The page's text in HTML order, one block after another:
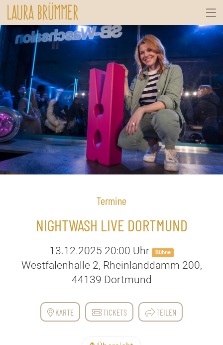
Termine
NIGHTWASH LIVE DORTMUND
13.12.2025 20:00 Uhr Bühne
Westfalenhalle 2, Rheinlanddamm 200,
44139 Dortmund
KARTE TICKETS TEILEN